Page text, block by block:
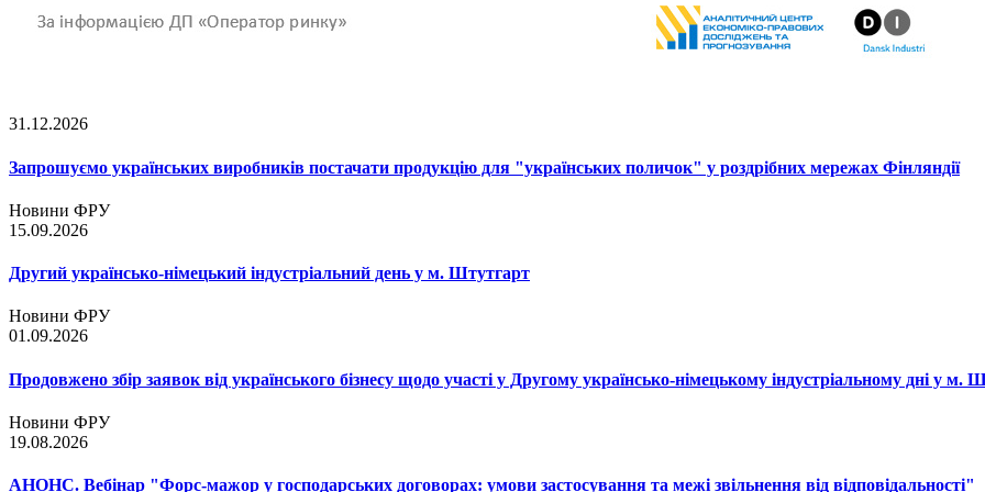
31.12.2026
Запрошуємо українських виробників постачати продукцію для "українських поличок" у роздрібних мережах Фінляндії
Новини ФРУ
15.09.2026
Другий українсько-німецький індустріальний день у м. Штутгарт
Новини ФРУ
01.09.2026
Продовжено збір заявок від українського бізнесу щодо участі у Другому українсько-німецькому індустріальному дні у м.
Новини ФРУ
19.08.2026
АНОНС. Вебінар "Форс-мажор у господарських договорах: умови застосування та межі звільнення від відповідальності"